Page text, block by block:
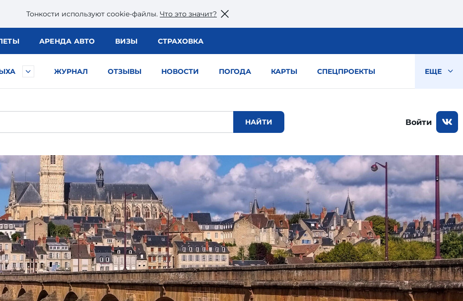
Тонкости используют сookie-файлы. Что это значит?
АРЕНДА АВТО ВИЗЫ СТРАХОВКА
ЖУРНАЛ ОТЗЫВЫ НОВОСТИ ПОГОДА КАРТЫ СПЕЦПРОЕКТЫ ЕЩЕ
Войти